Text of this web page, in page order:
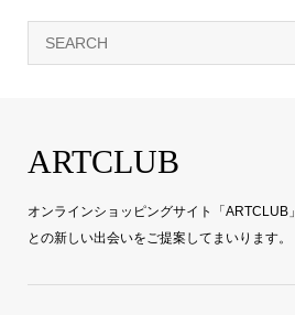
ARTCLUB
オンラインショッピングサイト「ARTCLUB
との新しい出会いをご提案してまいります。